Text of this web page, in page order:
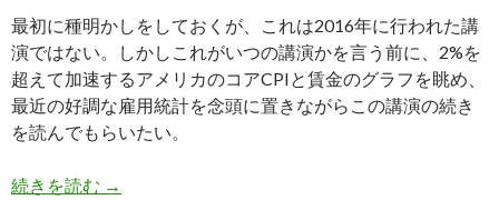
最初に種明かしをしておくが、これは2016年に行われた講
演ではない。しかしこれがいつの講演かを言う前に、2%を
超えて加速するアメリカのコアCPIと賃金のグラフを眺め、
最近の好調な雇用統計を念頭に置きながらこの講演の続き
を読んでもらいたい。
続きを読む ジャネット・イエレン氏: アメリカ経済は1970
→